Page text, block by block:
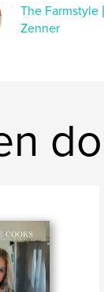
The Farmstyle
Zenner